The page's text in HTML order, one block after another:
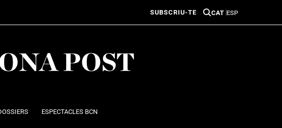
SUBSCRIU-TE CAT ESP
ESPECTACLES BCN